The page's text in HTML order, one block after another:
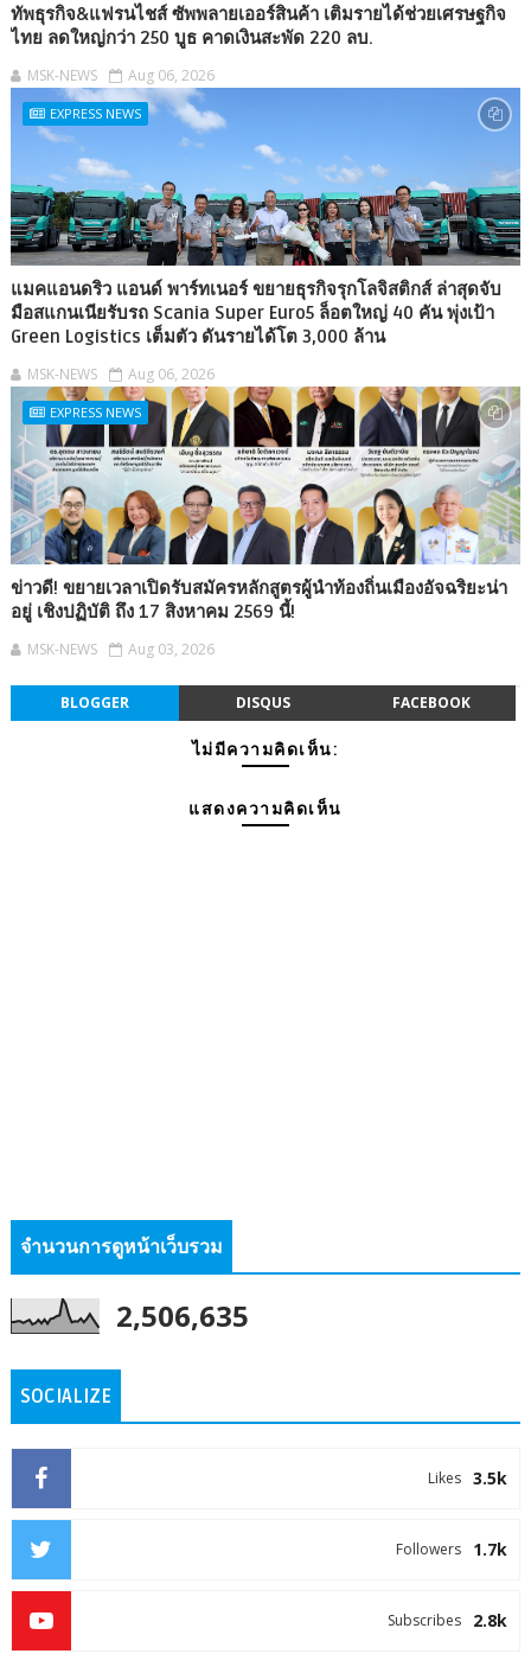
ทัพธุรกิจ&แฟรนไชส์ ซัพพลายเออร์สินค้า เติมรายได้ช่วยเศรษฐกิจ
ไทย ลดใหญ่กว่า 250 บูธ คาดเงินสะพัด 220 ลบ.
MSK-NEWS Aug 06, 2026
EXPRESS NEWS
แมคแอนดริว แอนด์ พาร์ทเนอร์ ขยายธุรกิจรุกโลจิสติกส์ ล่าสุดจับ
มือสแกนเนียรับรถ Scania Super Euro5 ล็อตใหญ่ 40 คัน พุ่งเป้า
Green Logistics เต็มตัว ดันรายได้โต 3,000 ล้าน
MSK-NEWS Aug 06, 2026
EXPRESS NEWS
ข่าวดี! ขยายเวลาเปิดรับสมัครหลักสูตรผู้นำท้องถิ่นเมืองอัจฉริยะน่า
อยู่ เชิงปฏิบัติ ถึง 17 สิงหาคม 2569 นี้!
MSK-NEWS Aug 03, 2026
BLOGGER DISQUS FACEBOOK
ไม่มีความคิดเห็น:
แสดงความคิดเห็น
จำนวนการดูหน้าเว็บรวม
2,506,635
SOCIALIZE
3.5k
Likes
1.7k
Followers
2.8k
Subscribes